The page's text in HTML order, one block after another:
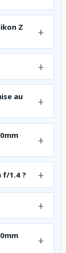
Z
au
f/1.4 ?